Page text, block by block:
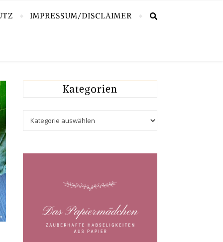
IMPRESSUM/DISCLAIMER
Kategorien